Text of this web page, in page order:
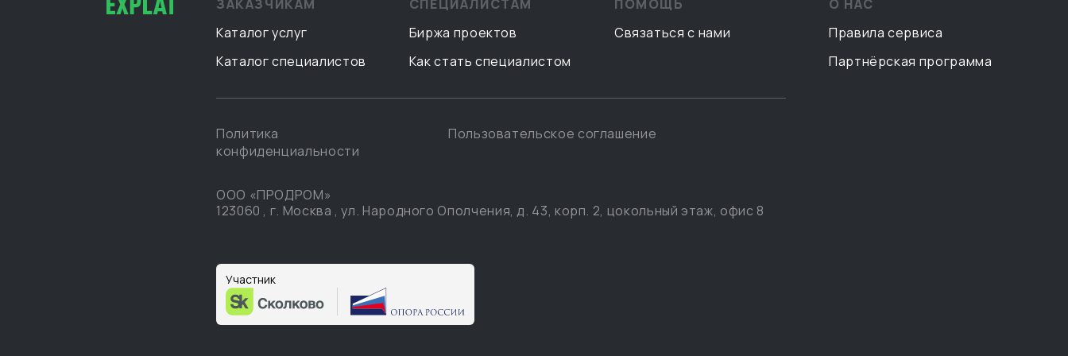
ЗАКАЗЧИКАМ
Каталог услуг
Каталог специалистов
СПЕЦИАЛИСТАМ
Биржа проектов
Как стать специалистом
ПОМОЩЬ
Связаться с нами
Политика
конфиденциальности
Пользовательское соглашение
ООО «ПРОДРОМ»
123060 , г. Москва ,ул. Народного Ополчения, д. 43, корп. 2, цокольный этаж, офис 8
Участник
О НАС
Правила сервиса
Партнёрская программа